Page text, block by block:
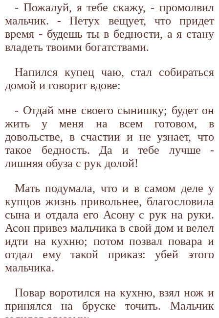
- Пожалуй, я тебе скажу, - промолвил
мальчик. - Петух вещует, что придет
время - будешь ты в бедности, а я стану
владеть твоими богатствами.
Напился купец чаю, стал собираться
домой и говорит вдове:
- Отдай мне своего сынишку; будет он
жить у меня на всем готовом, в
довольстве, в счастии и не узнает, что
такое бедность. Да и тебе лучше -
лишняя обуза с рук долой!
Мать подумала, что и в самом деле у
купцов жизнь привольнее, благословила
сына и отдала его Асону с рук на руки.
Асон привез мальчика в свой дом и велел
идти на кухню; потом позвал повара и
отдал ему такой приказ: убей этого
мальчика.
Повар воротился на кухню, взял нож и
принялся на бруске точить. Мальчик